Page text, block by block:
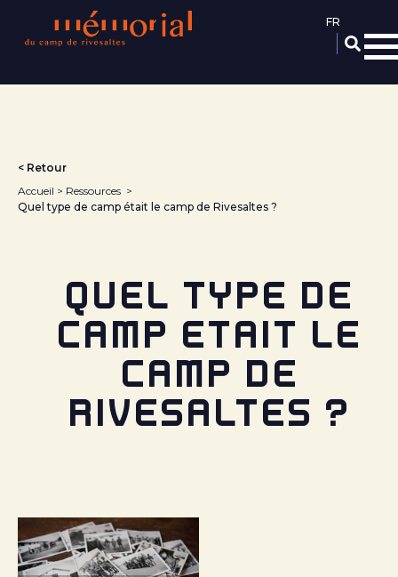
< Retour
Accueil
Ressources
Quel type de camp était le camp de Rivesaltes ?
QUEL TYPE DE
CAMP ÉTAIT LE
CAMP DE
RIVESALTES ?